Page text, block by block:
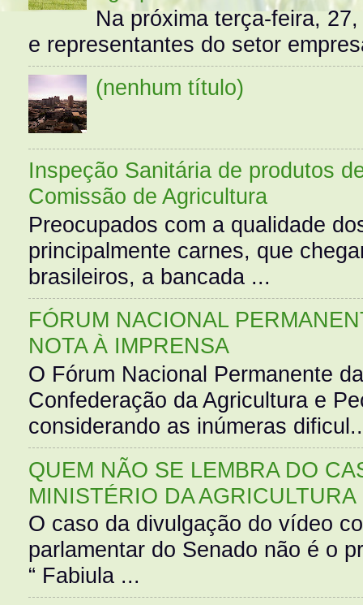
Na próxima terça-feira,
e representantes do setor
(nenhum título)
Inspeção Sanitária de produtos
Comissão de Agricultura
Preocupados com a qualidade
principalmente carnes, que
brasileiros, a bancada ...
FÓRUM NACIONAL
NOTA À IMPRENSA
O Fórum Nacional Permanente
Confederação da Agricultura e
considerando as inúmeras
QUEM NÃO SE LEMBRA DO
MINISTÉRIO DA AGRICULTURA
O caso da divulgação do vídeo
parlamentar do Senado não é o
“ Fabiula ...